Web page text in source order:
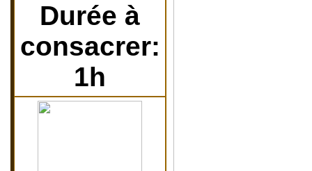
Durée à
consacrer:
1h